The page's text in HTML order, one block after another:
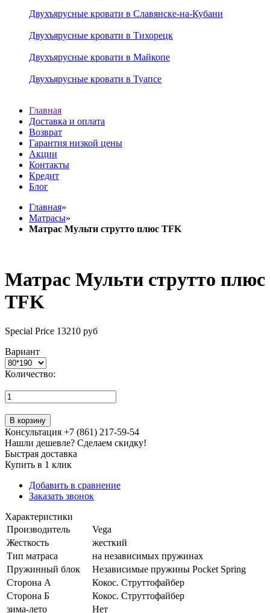
Двухъярусные кровати в Славянске-на-Кубани
Двухъярусные кровати в Тихорецк
Двухъярусные кровати в Майкопе
Двухъярусные кровати в Туапсе
Главная
Доставка и оплата
Возврат
Гарантия низкой цены
Акции
Контакты
Кредит
Блог
Главная»
Матрасы»
Матрас Мульти струтто плюс TFK
Матрас Мульти струтто плюс
TFK
Special Price 13210 руб
Вариант
Количество:
В корзину
Консультация +7 (861) 217-59-54
Нашли дешевле? Сделаем скидку!
Быстрая доставка
Купить в 1 клик
Добавить в сравнение
Заказать звонок
Характеристики
Производитель
Vega
Жесткость
жесткий
Тип матраса
на независимых пружинах
Пружинный блок
Независимые пружины Pocket Spring
Сторона А
Кокос. Струттофайбер
Сторона Б
Кокос. Струттофайбер
зима-лето
Нет